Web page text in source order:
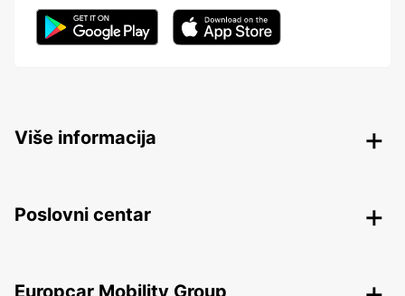
Više informacija
Poslovni centar